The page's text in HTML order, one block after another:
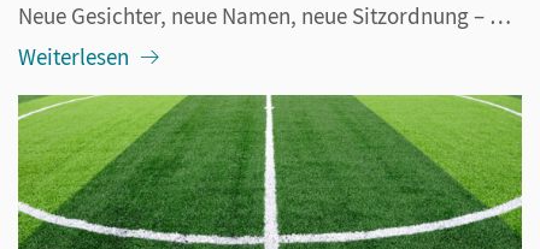
Neue Gesichter, neue Namen, neue Sitzordnung – und mittendrin dreißig Kinder oder Jugendliche, die zwischen Neugier und Nervosität schwanken. Der Schuljahresbeginn ist für alle Beteiligten aufregend. Und genau deshalb lohnt es sich, die ersten Stunden nicht dem Zufall zu überlassen. Kennenlernspiele...
Weiterlesen